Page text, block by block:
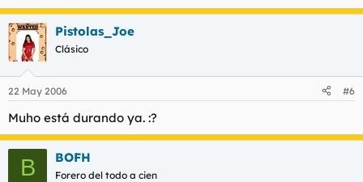
Pistolas_Joe
Clásico
22 May 2006 #6
Muho está durando ya. :?
B BOFH
Forero del todo a cien